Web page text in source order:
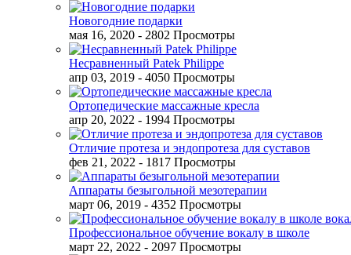
Новогодние подарки
мая 16, 2020 - 2802 Просмотры
Несравненный Patek Philippe
апр 03, 2019 - 4050 Просмотры
Ортопедические массажные кресла
апр 20, 2022 - 1994 Просмотры
Отличие протеза и эндопротеза для суставов
фев 21, 2022 - 1817 Просмотры
Аппараты безыгольной мезотерапии
март 06, 2019 - 4352 Просмотры
Профессиональное обучение вокалу в школе
март 22, 2022 - 2097 Просмотры